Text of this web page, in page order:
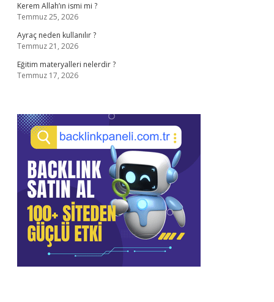
Kerem Allah’ın ismi mi ?
Temmuz 25, 2026
Ayraç neden kullanılır ?
Temmuz 21, 2026
Eğitim materyalleri nelerdir ?
Temmuz 17, 2026